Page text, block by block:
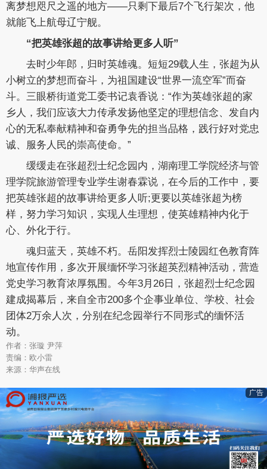
离梦想咫尺之遥的地方——只剩下最后7个飞行架次，他
就能飞上航母辽宁舰。
“把英雄张超的故事讲给更多人听”
去时少年郎，归时英雄魂。短短29载人生，张超为从
小树立的梦想而奋斗，为祖国建设“世界一流空军”而奋
斗。三眼桥街道党工委书记袁香说：“作为英雄张超的家
乡人，我们应该大力传承发扬他坚定的理想信念、发自内
心的无私奉献精神和奋勇争先的担当品格，践行好对党忠
诚、服务人民的崇高使命。”
缓缓走在张超烈士纪念园内，湖南理工学院经济与管
理学院旅游管理专业学生谢春霖说，在今后的工作中，要
把英雄张超的故事讲给更多人听;更要以英雄张超为榜
样，努力学习知识，实现人生理想，使英雄精神内化于
心、外化于行。
魂归蓝天，英雄不朽。岳阳发挥烈士陵园红色教育阵
地宣传作用，多次开展缅怀学习张超英烈精神活动，营造
党史学习教育浓厚氛围。今年3月26日，张超烈士纪念园
建成揭幕后，来自全市200多个企事业单位、学校、社会
团体2万余人次，分别在纪念园举行不同形式的缅怀活
动。
作者：张璇 尹萍
责编：欧小雷
来源：华声在线
广告